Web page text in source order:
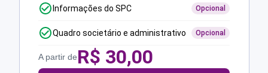
Informações do SPC Opcional
Quadro societário e administrativo Opcional
A partir deR$ 30,00